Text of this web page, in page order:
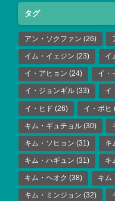
タグ
アン・ソクファン (26)
イム・イェジン (23) イ
イ・アヒョン (24) イ・
イ・ジョンギル (33) イ
イ・ヒド (26) イ・ボヒ
キム・ギュチョル (30)
キム・ソヒョン (31) キ
キム・ハギュン (31) キ
キム・ヘオク (38) キム
キム・ミンジョン (32)